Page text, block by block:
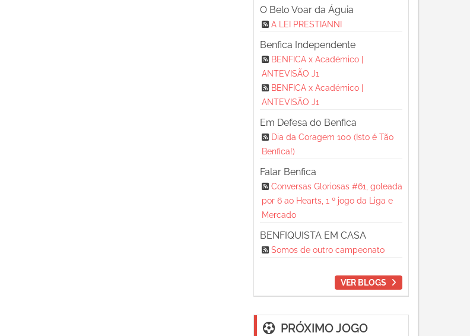
O Belo Voar da Águia
A LEI PRESTIANNI
Benfica Independente
BENFICA x Académico |
ANTEVISÃO J1
BENFICA x Académico |
ANTEVISÃO J1
Em Defesa do Benfica
Dia da Coragem 100 (Isto é Tão
Benfica!)
Falar Benfica
Conversas Gloriosas #61, goleada
por 6 ao Hearts, 1 º jogo da Liga e
Mercado
BENFIQUISTA EM CASA
Somos de outro campeonato
VER BLOGS
PRÓXIMO JOGO